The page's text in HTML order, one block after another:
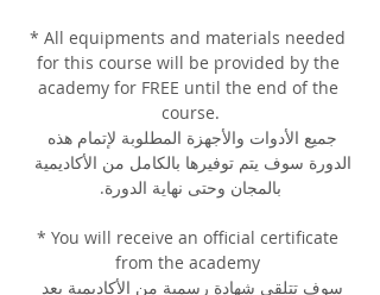
* All equipments and materials needed
for this course will be provided by the
academy for FREE until the end of the
course.
جميع الأدوات والأجهزة المطلوبة لإتمام هذه
الدورة سوف يتم توفيرها بالكامل من الأكاديمية
بالمجان وحتى نهاية الدورة.
* You will receive an official certificate
from the academy
سوف تتلقى شهادة رسمية من الأكاديمية بعد